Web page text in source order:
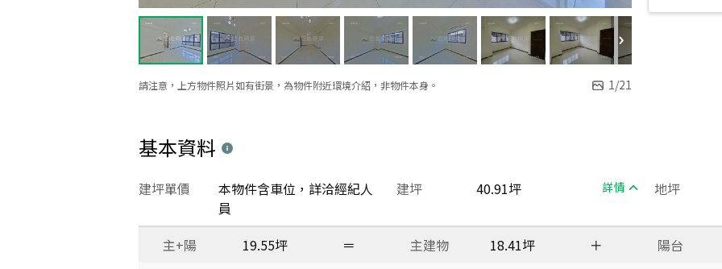
請注意，上方物件照片如有街景，為物件附近環境介紹，非物件本身。 1/21
基本資料
建坪 40.91坪 詳情
建坪單價
本物件含車位，詳洽經紀人
員
地坪
主+陽 19.55坪 ＝ 主建物 18.41坪 ＋
陽台